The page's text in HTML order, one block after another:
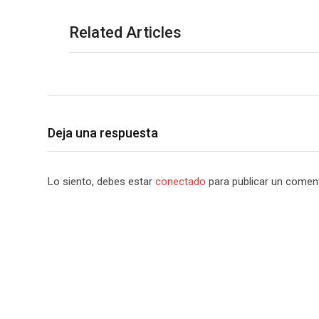
Related Articles
Deja una respuesta
Lo siento, debes estar conectado para publicar un